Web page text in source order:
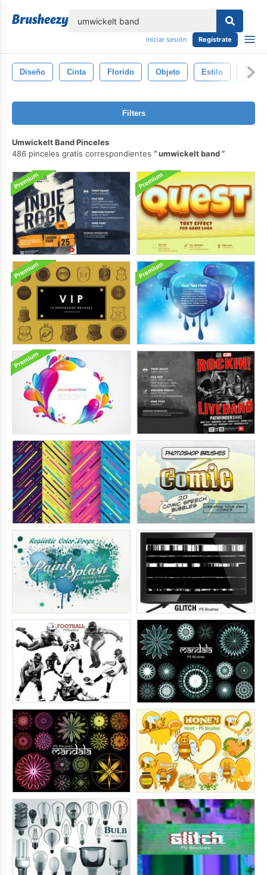
Iniciar sesión Regístrate
Diseño Cinta Florido Objeto Estilo Retro
Filters
Umwickelt Band Pinceles
486 pinceles gratis correspondientes
umwickelt band